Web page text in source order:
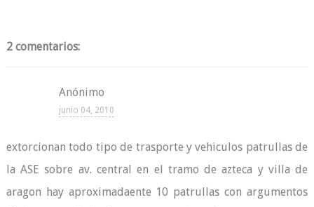
2 comentarios:
Anónimo
junio 04, 2010
extorcionan todo tipo de trasporte y vehiculos patrullas de
la ASE sobre av. central en el tramo de azteca y villa de
aragon hay aproximadaente 10 patrullas con argumentos